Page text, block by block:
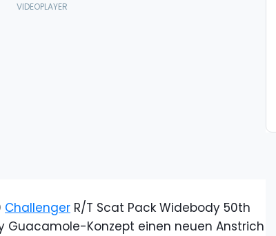
Challenger R/T Scat Pack Widebody 50th
Guacamole-Konzept einen neuen Anstrich